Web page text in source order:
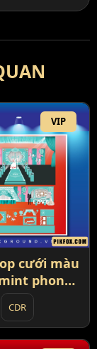
VIP
cưới màu
phong
hội carnival
đại (83)
CDR